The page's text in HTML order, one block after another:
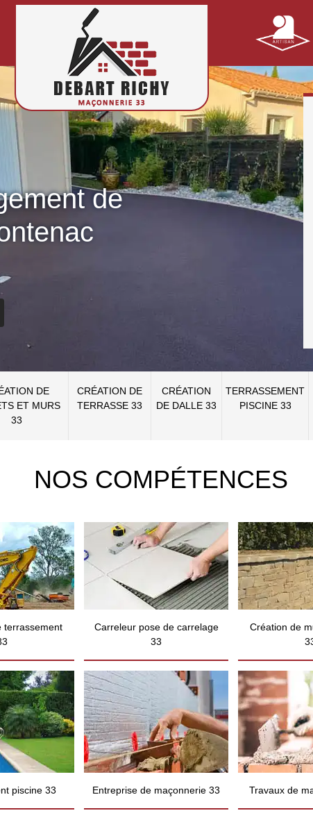
de
DE
ET MURS
33
CRÉATION DE
TERRASSE 33
CRÉATION
DE DALLE 33
TERRASSEMENT
PISCINE 33
NOS COMPÉTENCES
terrassement
Carreleur pose de carrelage
33
Création de
piscine 33 Entreprise de maçonnerie 33 Travaux de